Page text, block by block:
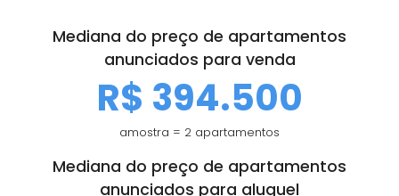
Mediana do preço de apartamentos
anunciados para venda
R$ 394.500
amostra = 2 apartamentos
Mediana do preço de apartamentos
anunciados para aluguel